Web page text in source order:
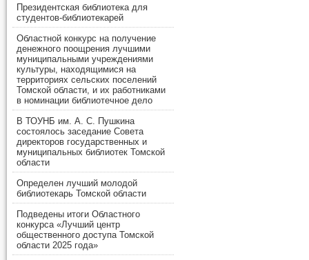
Президентская библиотека для
студентов-библиотекарей
Областной конкурс на получение
денежного поощрения лучшими
муниципальными учреждениями
культуры, находящимися на
территориях сельских поселений
Томской области, и их работниками
в номинации библиотечное дело
В ТОУНБ им. А. С. Пушкина
состоялось заседание Совета
директоров государственных и
муниципальных библиотек Томской
области
Определен лучший молодой
библиотекарь Томской области
Подведены итоги Областного
конкурса «Лучший центр
общественного доступа Томской
области 2025 года»